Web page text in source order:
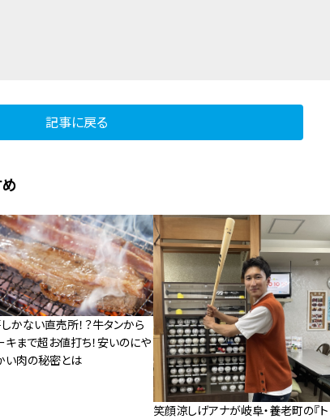
記事に戻る
かない直売所！？牛タンから
キまで超お値打ち！安いのにや
い肉の秘密とは
笑顔涼しげアナが岐阜・養老町の『ト